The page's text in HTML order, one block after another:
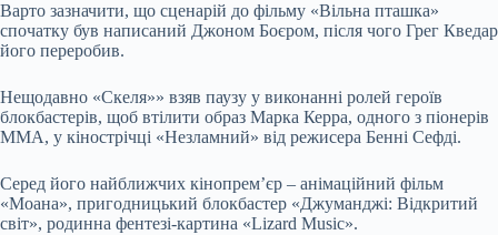
Варто зазначити, що сценарій до фільму «Вільна пташка»
спочатку був написаний Джоном Боєром, після чого Грег Кведар
його переробив.
Нещодавно «Скеля»» взяв паузу у виконанні ролей героїв
блокбастерів, щоб втілити образ Марка Керра, одного з піонерів
ММА, у кінострічці «Незламний» від режисера Бенні Сефді.
Серед його найближчих кінопрем’єр – анімаційний фільм
«Моана», пригодницький блокбастер «Джуманджі: Відкритий
світ», родинна фентезі-картина «Lizard Music».